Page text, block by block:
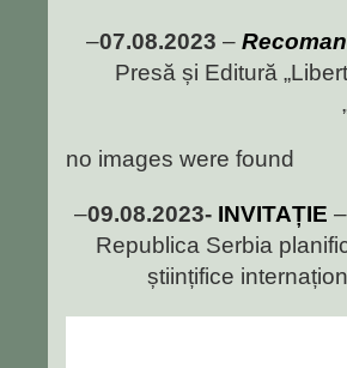
–07.08.2023 –
Presă și Editură
no images were found
–09.08.2023- INVITAȚIE
Republica Serbia
științifice